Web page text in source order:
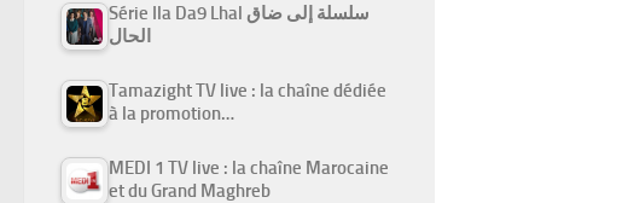
Série Ila Da9 Lhal سلسلة إلى ضاق
الحال
Tamazight TV live : la chaîne dédiée
à la promotion…
MEDI 1 TV live : la chaîne Marocaine
et du Grand Maghreb